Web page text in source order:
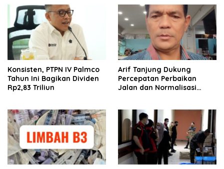
Konsisten, PTPN IV Palmco
Tahun Ini Bagikan Dividen
Rp2,83 Triliun
Arif Tanjung Dukung
Percepatan Perbaikan
Jalan dan Normalisasi